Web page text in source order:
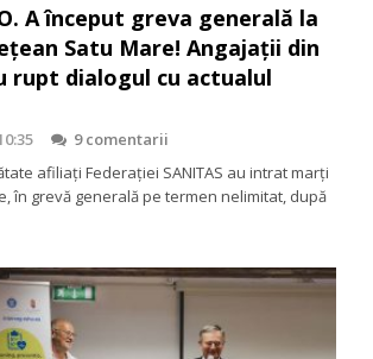
A început greva generală la
Satu Mare! Angajații din
rupt dialogul cu actualul
9 comentarii
afiliați Federației SANITAS au intrat marți
în grevă generală pe termen nelimitat, după